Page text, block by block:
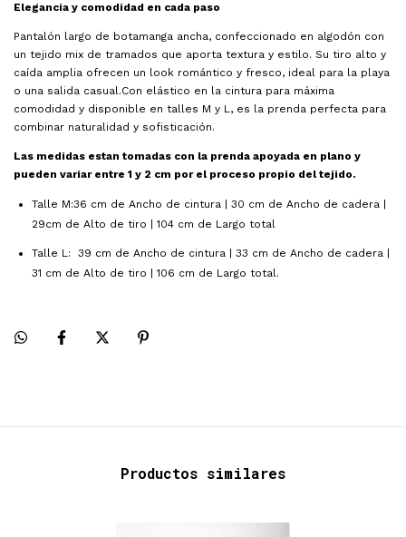
Elegancia y comodidad en cada paso
Pantalón largo de botamanga ancha, confeccionado en algodón con
un tejido mix de tramados que aporta textura y estilo. Su tiro alto y
caída amplia ofrecen un look romántico y fresco, ideal para la playa
o una salida casual.Con elástico en la cintura para máxima
comodidad y disponible en talles M y L, es la prenda perfecta para
combinar naturalidad y sofisticación.
Las medidas estan tomadas con la prenda apoyada en plano y
pueden variar entre 1 y 2 cm por el proceso propio del tejido.
Talle M:36 cm de Ancho de cintura | 30 cm de Ancho de cadera |
29cm de Alto de tiro | 104 cm de Largo total
Talle L: 39 cm de Ancho de cintura | 33 cm de Ancho de cadera |
31 cm de Alto de tiro | 106 cm de Largo total.
Productos similares